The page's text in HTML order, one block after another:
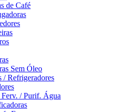
de Café
Sem Óleo
/ Refrigeradores
Ferv. / Purif. Água